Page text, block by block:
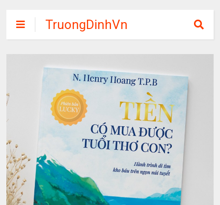
TruongDinhVn
Chia sẽ ebook,
phần mềm học
tập miễn phí